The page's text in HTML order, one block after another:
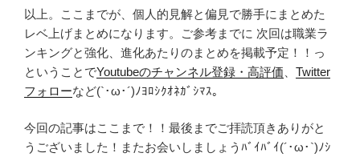
以上。ここまでが、個人的見解と偏見で勝手にまとめた
レベ上げまとめになります。ご参考までに 次回は職業ラ
ンキングと強化、進化あたりのまとめを掲載予定！！っ
ということでYoutubeのチャンネル登録・高評価
Twitter
フォローなど(`･ω･´)ﾉﾖﾛｼｸｵﾈｶﾞｼﾏｽ。
今回の記事はここまで！！最後までご拝読頂きありがと
うございました！またお会いしましょうﾊﾞｲﾊﾞｲ(´･ω･`)ﾉｼ